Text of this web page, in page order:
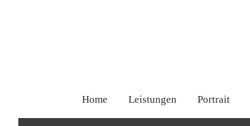
Home Leistungen Portrait